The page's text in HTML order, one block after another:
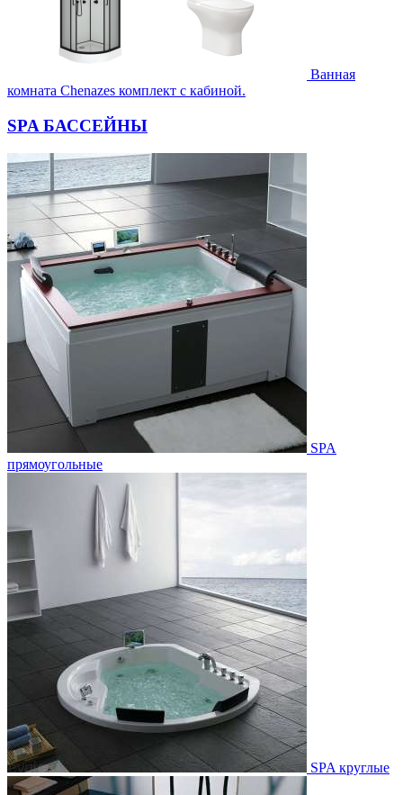
Ванная
комната Chenazes комплект с кабиной.
SPA БАССЕЙНЫ
SPA
прямоугольные
SPA круглые